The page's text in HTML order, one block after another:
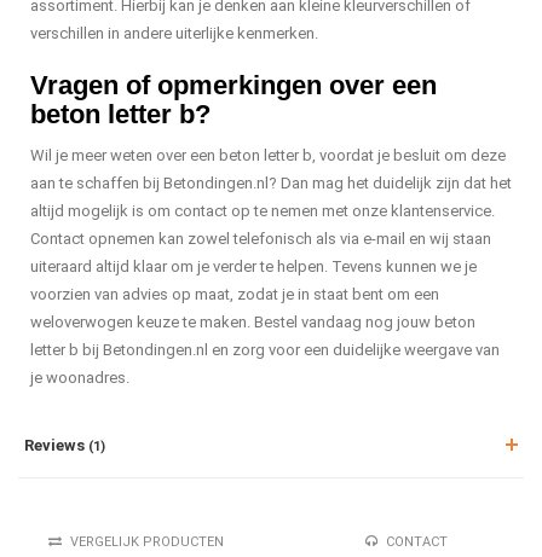
assortiment. Hierbij kan je denken aan kleine kleurverschillen of
verschillen in andere uiterlijke kenmerken.
Vragen of opmerkingen over een
beton letter b?
Wil je meer weten over een beton letter b, voordat je besluit om deze
aan te schaffen bij Betondingen.nl? Dan mag het duidelijk zijn dat het
altijd mogelijk is om contact op te nemen met onze klantenservice.
Contact opnemen kan zowel telefonisch als via e-mail en wij staan
uiteraard altijd klaar om je verder te helpen. Tevens kunnen we je
voorzien van advies op maat, zodat je in staat bent om een
weloverwogen keuze te maken. Bestel vandaag nog jouw beton
letter b bij Betondingen.nl en zorg voor een duidelijke weergave van
je woonadres.
Reviews (1)
VERGELIJK PRODUCTEN CONTACT